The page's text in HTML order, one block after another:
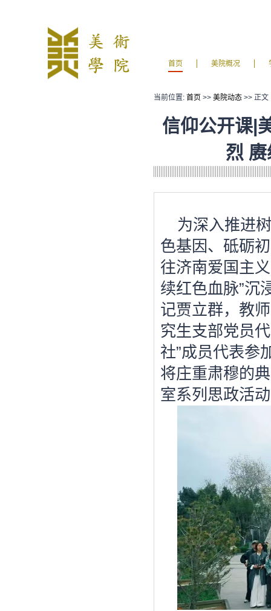
首页 美院概况
当前位置: 首页 >> 美院动态 >> 正文
信仰公开课|
烈
为深入推进
色基因、砥砺
往济南爱国主
续红色血脉”沉
记贾立群，教
究生支部党员
社”成员代表参
将庄重肃穆的
室系列思政活